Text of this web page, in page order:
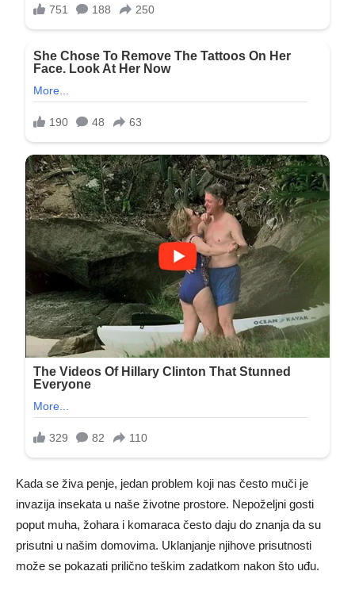
Kada se živa penje, jedan problem koji nas često muči je
invazija insekata u naše životne prostore. Nepoželjni gosti
poput muha, žohara i komaraca često daju do znanja da su
prisutni u našim domovima. Uklanjanje njihove prisutnosti
može se pokazati prilično teškim zadatkom nakon što uđu.